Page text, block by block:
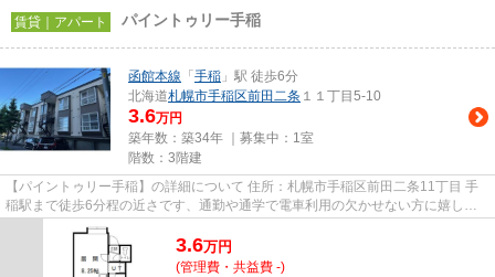
賃貸｜アパート パイントゥリー手稲
函館本線 「 手稲 」駅 徒歩6分
北海道札幌市手稲区前田二条 １１丁目5-10
3.6万円
築年数：築34年 ｜募集中： 1室
階数：3階建
【パイントゥリー手稲】の詳細について 住所：札幌市手稲区前田二条11丁目 手
稲駅まで徒歩6分程の近さです、通勤や通学で電車利用の欠かせない方に嬉しい
近さですね。毎日の駅通いも...
3.6万円
(管理費・共益費 -)